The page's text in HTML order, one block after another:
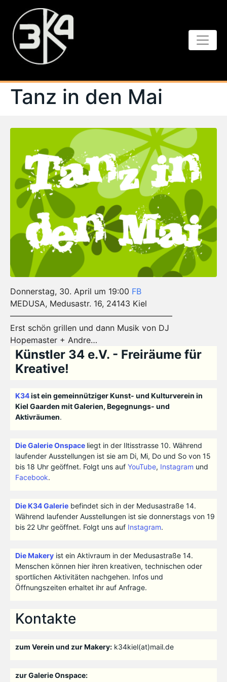
Tanz in den Mai
Donnerstag, 30. April um 19:00 FB
MEDUSA, Medusastr. 16, 24143 Kiel
————————————————————
Erst schön grillen und dann Musik von DJ
Hopemaster + Andre…
Künstler 34 e.V. - Freiräume für
Kreative!
K34ist ein gemeinnütziger Kunst- und Kulturverein in
Kiel Gaarden mit Galerien, Begegnungs- und
Aktivräumen.
Die Galerie Onspace liegt in der Iltisstrasse 10. Während
laufender Ausstellungen ist sie am Di, Mi, Do und So von 15
bis 18 Uhr geöffnet. Folgt uns auf YouTube, Instagram und
Facebook.
Die K34 Galeriebefindet sich in der Medusastraße 14.
Während laufender Ausstellungen ist sie donnerstags von 19
bis 22 Uhr geöffnet. Folgt uns auf Instagram.
Die Makeryist ein Aktivraum in der Medusastraße 14.
Menschen können hier ihren kreativen, technischen oder
sportlichen Aktivitäten nachgehen. Infos und
Öffnungszeiten erhaltet ihr auf Anfrage.
Kontakte
zum Verein und zur Makery:k34kiel(at)mail.de
zur Galerie Onspace: